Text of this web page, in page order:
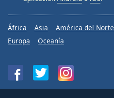
África Asia América del Norte
Europa
Oceanía